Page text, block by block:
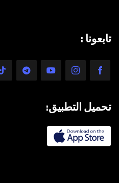
تابعونا :
تحميل التطبيق: